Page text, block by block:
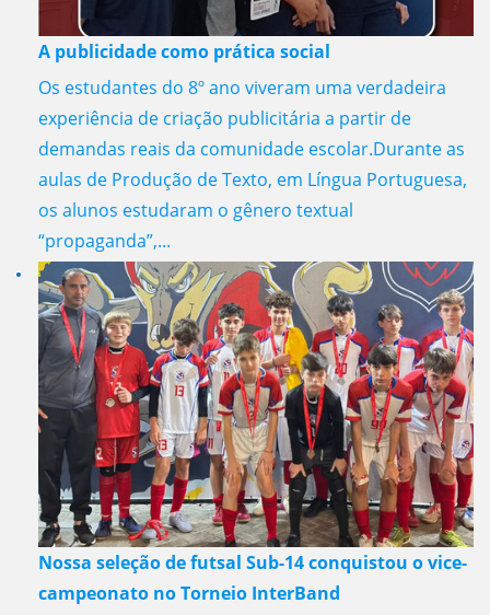
A publicidade como prática social
Os estudantes do 8º ano viveram uma verdadeira
experiência de criação publicitária a partir de
demandas reais da comunidade escolar.Durante as
aulas de Produção de Texto, em Língua Portuguesa,
os alunos estudaram o gênero textual
“propaganda”,...
Nossa seleção de futsal Sub-14 conquistou o vice-
campeonato no Torneio InterBand